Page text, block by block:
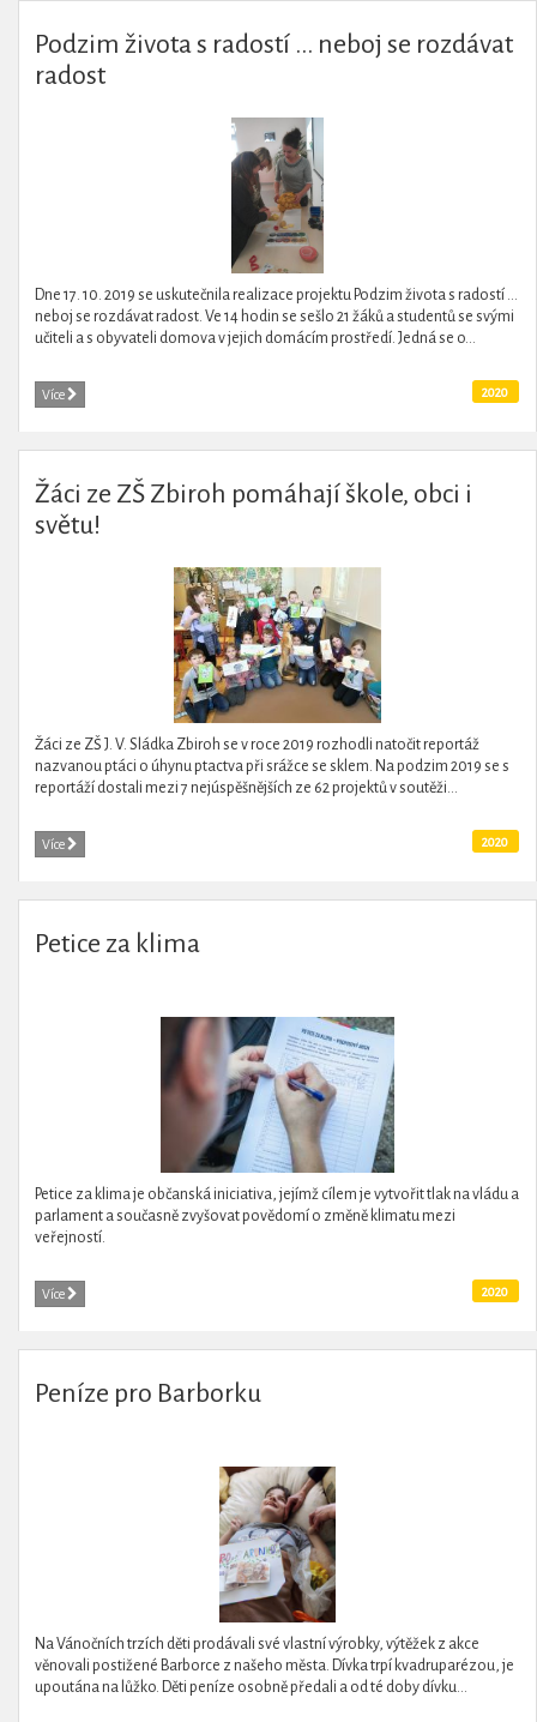
Podzim života s radostí ... neboj se rozdávat
radost
Dne 17. 10. 2019 se uskutečnila realizace projektu Podzim života s radostí ...
neboj se rozdávat radost. Ve 14 hodin se sešlo 21 žáků a studentů se svými
učiteli a s obyvateli domova v jejich domácím prostředí. Jedná se o...
Více 2020
Žáci ze ZŠ Zbiroh pomáhají škole, obci i
světu!
Žáci ze ZŠ J. V. Sládka Zbiroh se v roce 2019 rozhodli natočit reportáž
nazvanou ptáci o úhynu ptactva při srážce se sklem. Na podzim 2019 se s
reportáží dostali mezi 7 nejúspěšnějších ze 62 projektů v soutěži...
Více 2020
Petice za klima
Petice za klima je občanská iniciativa, jejímž cílem je vytvořit tlak na vládu a
parlament a současně zvyšovat povědomí o změně klimatu mezi
veřejností.
Více 2020
Peníze pro Barborku
Na Vánočních trzích děti prodávali své vlastní výrobky, výtěžek z akce
věnovali postižené Barborce z našeho města. Dívka trpí kvadruparézou, je
upoutána na lůžko. Děti peníze osobně předali a od té doby dívku...